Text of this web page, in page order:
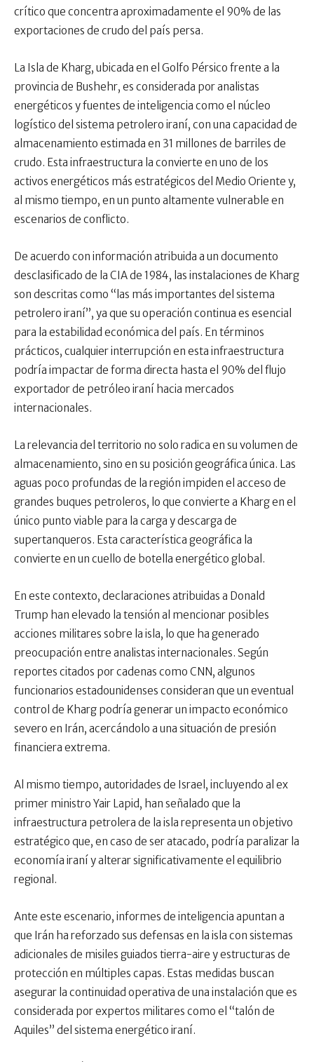
crítico que concentra aproximadamente el 90% de las
exportaciones de crudo del país persa.
La Isla de Kharg, ubicada en el Golfo Pérsico frente a la
provincia de Bushehr, es considerada por analistas
energéticos y fuentes de inteligencia como el núcleo
logístico del sistema petrolero iraní, con una capacidad de
almacenamiento estimada en 31 millones de barriles de
crudo. Esta infraestructura la convierte en uno de los
activos energéticos más estratégicos del Medio Oriente y,
al mismo tiempo, en un punto altamente vulnerable en
escenarios de conflicto.
De acuerdo con información atribuida a un documento
desclasificado de la CIA de 1984, las instalaciones de Kharg
son descritas como “las más importantes del sistema
petrolero iraní”, ya que su operación continua es esencial
para la estabilidad económica del país. En términos
prácticos, cualquier interrupción en esta infraestructura
podría impactar de forma directa hasta el 90% del flujo
exportador de petróleo iraní hacia mercados
internacionales.
La relevancia del territorio no solo radica en su volumen de
almacenamiento, sino en su posición geográfica única. Las
aguas poco profundas de la región impiden el acceso de
grandes buques petroleros, lo que convierte a Kharg en el
único punto viable para la carga y descarga de
supertanqueros. Esta característica geográfica la
convierte en un cuello de botella energético global.
En este contexto, declaraciones atribuidas a Donald
Trump han elevado la tensión al mencionar posibles
acciones militares sobre la isla, lo que ha generado
preocupación entre analistas internacionales. Según
reportes citados por cadenas como CNN, algunos
funcionarios estadounidenses consideran que un eventual
control de Kharg podría generar un impacto económico
severo en Irán, acercándolo a una situación de presión
financiera extrema.
Al mismo tiempo, autoridades de Israel, incluyendo al ex
primer ministro Yair Lapid, han señalado que la
infraestructura petrolera de la isla representa un objetivo
estratégico que, en caso de ser atacado, podría paralizar la
economía iraní y alterar significativamente el equilibrio
regional.
Ante este escenario, informes de inteligencia apuntan a
que Irán ha reforzado sus defensas en la isla con sistemas
adicionales de misiles guiados tierra-aire y estructuras de
protección en múltiples capas. Estas medidas buscan
asegurar la continuidad operativa de una instalación que es
considerada por expertos militares como el “talón de
Aquiles” del sistema energético iraní.